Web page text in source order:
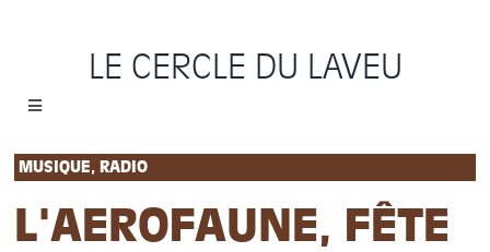
LE CERCLE DU LAVEU
Toggle
Accueil
Cycles
MUSIQUE, RADIO
L'AEROFAUNE, FÊTE